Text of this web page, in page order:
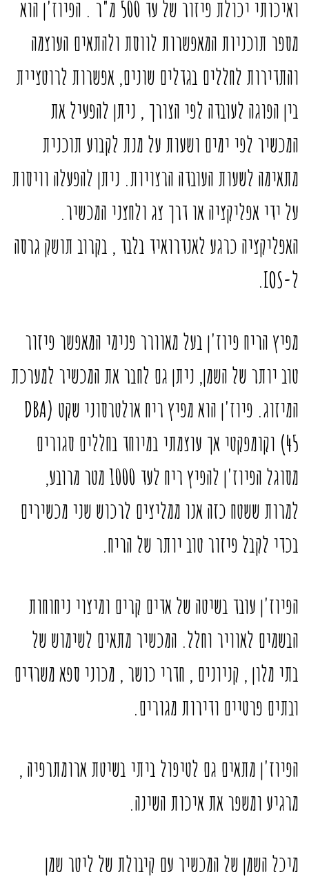
ואיכותי יכולת פיזור של עד 500 מ"ר . הפיוז'ן הוא
מספר תוכניות המאפשרות לווסת ולהתאים העוצמה
והתדירות לחללים בגדלים שונים, אפשרות לרוטציית
בין הפוגה לעובדה לפי הצורך , ניתן להפעיל את
המכשיר לפי ימים ושעות על מנת לקבוע תוכנית
מתאימה לשעות העובדה הרצויות. ניתן להפעלה וויסות
על ידי אפליקציה או דרך צג ולחצני המכשיר.
האפליקציה כרגע לאנדרואיד בלבד , בקרוב תושק גרסה
ל-IOS.
מפיץ הריח פיוז'ן בעל מאוורר פנימי המאפשר פיזור
טוב יותר של השמן, ניתן גם לחבר את המכשיר למערכת
המיזוג. פיוז'ן הוא מפיץ ריח אולטרסוני שקט (DBA
45) וקומפקטי אך עוצמתי במיוחד בחללים סגורים
מסוגל הפיוז'ן להפיץ ריח לעד 1000 מטר מרובע,
למרות ששטח כזה אנו ממליצים לרכוש שני מכשירים
בכדי לקבל פיזור טוב יותר של הריח.
הפיוז'ן עובד בשיטה של אדים קרים ומיצוי ניחוחות
הבשמים לאוויר וחלל. המכשיר מתאים לשימוש של
בתי מלון , קניונים , חדרי כושר , מכוני ספא משרדים
ובתים פרטיים ודירות מגורים.
הפיוז'ן מתאים גם לטיפול ביתי בשיטת ארומתרפיה ,
מרגיע ומשפר את איכות השינה.
מיכל השמן של המכשיר עם קיבולת של ליטר שמן